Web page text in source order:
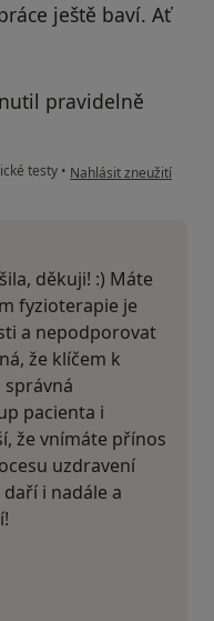
ještě baví. Ať
pravidelně
testy • podle názoru uživatele
Nahlásit zneužití
děkuji! :) Máte
fyzioterapie je
a nepodporovat
že klíčem k
pacienta i
že vnímáte přínos
uzdravení
i nadále a